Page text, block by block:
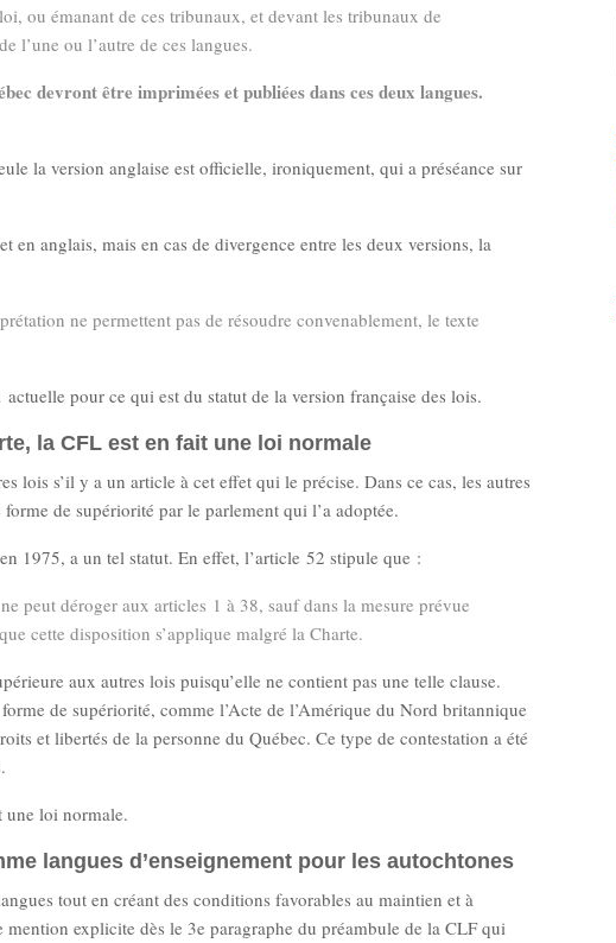
ou émanant de ces tribunaux, et devant les tribunaux de
l’une ou l’autre de ces langues.
devront être imprimées et publiées dans ces deux langues.
la version anglaise est officielle, ironiquement, qui a préséance sur
anglais, mais en cas de divergence entre les deux versions, la
ne permettent pas de résoudre convenablement, le texte
pour ce qui est du statut de la version française des lois.
la CFL est en fait une loi normale
lois s’il y a un article à cet effet qui le précise. Dans ce cas, les autres
de supériorité par le parlement qui l’a adoptée.
1975, a un tel statut. En effet, l’article 52 stipule que :
peut déroger aux articles 1 à 38, sauf dans la mesure prévue
cette disposition s’applique malgré la Charte.
aux autres lois puisqu’elle ne contient pas une telle clause.
de supériorité, comme l’Acte de l’Amérique du Nord britannique
et libertés de la personne du Québec. Ce type de contestation a été
une loi normale.
langues d’enseignement pour les autochtones
tout en créant des conditions favorables au maintien et à
explicite dès le 3e paragraphe du préambule de la CLF qui